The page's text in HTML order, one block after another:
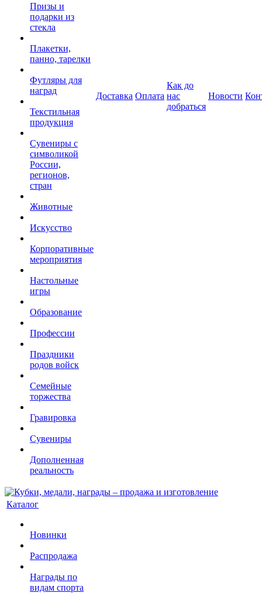
Призы и
подарки из
стекла
Плакетки,
панно, тарелки
Футляры для
наград
Текстильная
продукция
Сувениры с
символикой
России,
регионов,
стран
Животные
Искусство
Корпоративные
мероприятия
Настольные
игры
Образование
Профессии
Праздники
родов войск
Семейные
торжества
Гравировка
Сувениры
Дополненная
реальность
Доставка Оплата
Как до
нас
добраться
Новости
Каталог
Новинки
Распродажа
Награды по
видам спорта